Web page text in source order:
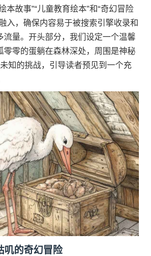
本故事”“儿童教育绘本”和“奇幻冒险
入，确保内容易于被搜索引擎收录和
流量。开头部分，我们设定一个温馨
零零的蛋躺在森林深处，周围是神秘
知的挑战，引导读者预见到一个充
叽的奇幻冒险